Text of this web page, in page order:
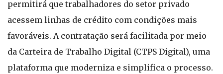
permitirá que trabalhadores do setor privado
acessem linhas de crédito com condições mais
favoráveis. A contratação será facilitada por meio
da Carteira de Trabalho Digital (CTPS Digital), uma
plataforma que moderniza e simplifica o processo.